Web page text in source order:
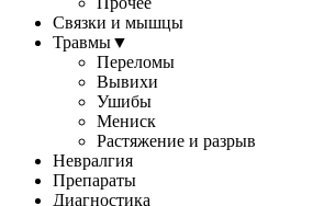
Связки и мышцы
Травмы▼
Переломы
Вывихи
Ушибы
Мениск
Растяжение и разрыв
Невралгия
Препараты
Диагностика